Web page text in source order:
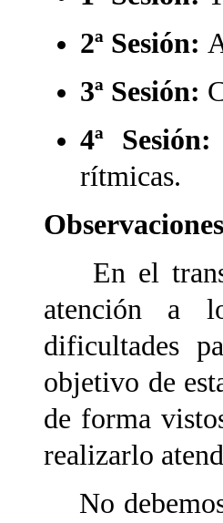
2ª Sesión:
3ª Sesión:
4ª Sesión:
rítmicas.
Observaciones
En el
atención a
dificultades
objetivo de
de forma
realizarlo
No